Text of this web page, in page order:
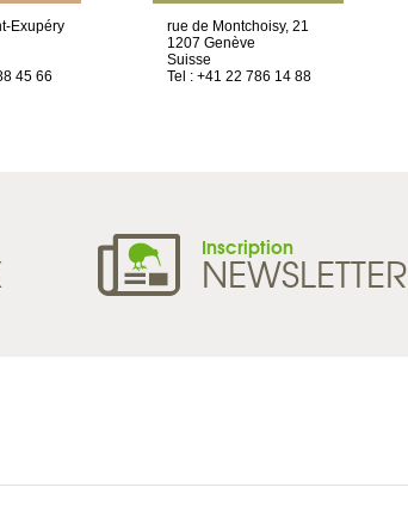
Exupéry
45 66
rue de Montchoisy, 21
1207 Genève
Suisse
Tel : +41 22 786 14 88
Inscription
NEWSLETTER